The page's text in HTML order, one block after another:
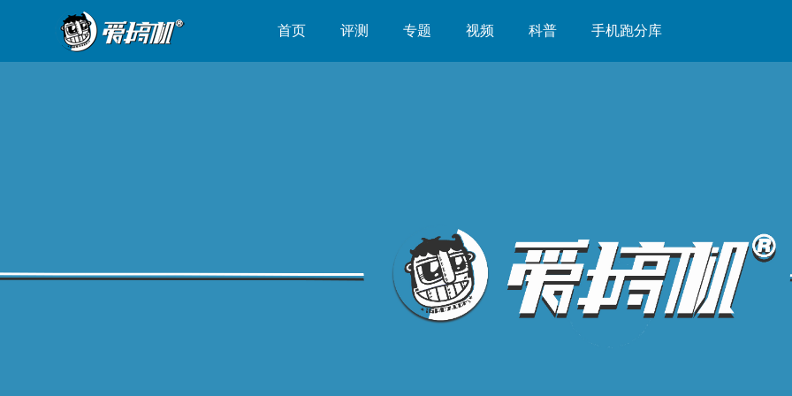
首页 评测 专题 视频 科普 手机跑分库